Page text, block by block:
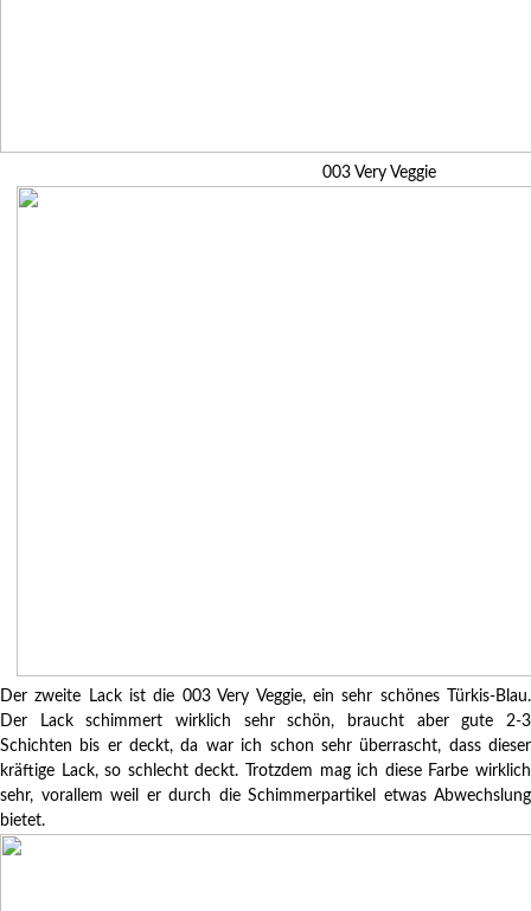
003 Very Veggie
Der zweite Lack ist die 003 Very Veggie, ein sehr schönes Türkis-Blau.
Der Lack schimmert wirklich sehr schön, braucht aber gute 2-3
Schichten bis er deckt, da war ich schon sehr überrascht, dass dieser
kräftige Lack, so schlecht deckt. Trotzdem mag ich diese Farbe wirklich
sehr, vorallem weil er durch die Schimmerpartikel etwas Abwechslung
bietet.